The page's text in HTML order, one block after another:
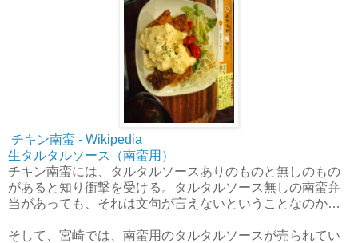
チキン南蛮 - Wikipedia
生タルタルソース（南蛮用）
チキン南蛮には、タルタルソースありのものと無しのもの
があると知り衝撃を受ける。タルタルソース無しの南蛮弁
当があっても、それは文句が言えないということなのか…
そして、宮崎では、南蛮用のタルタルソースが売られてい